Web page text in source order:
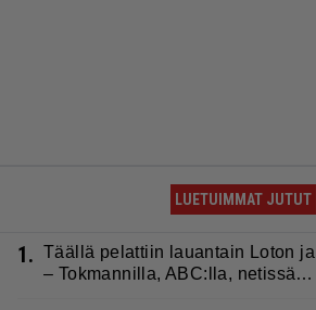
LUETUIMMAT JUTUT
1. Täällä pelattiin lauantain Loton
– Tokmannilla, ABC:lla, netissä…